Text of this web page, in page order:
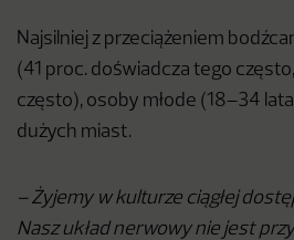
Najsilniej z przeciążeniem
(41 proc. doświadcza tego
często), osoby młode (18–34
dużych miast.
– Żyjemy w kulturze ciągłej
Nasz układ nerwowy nie jest